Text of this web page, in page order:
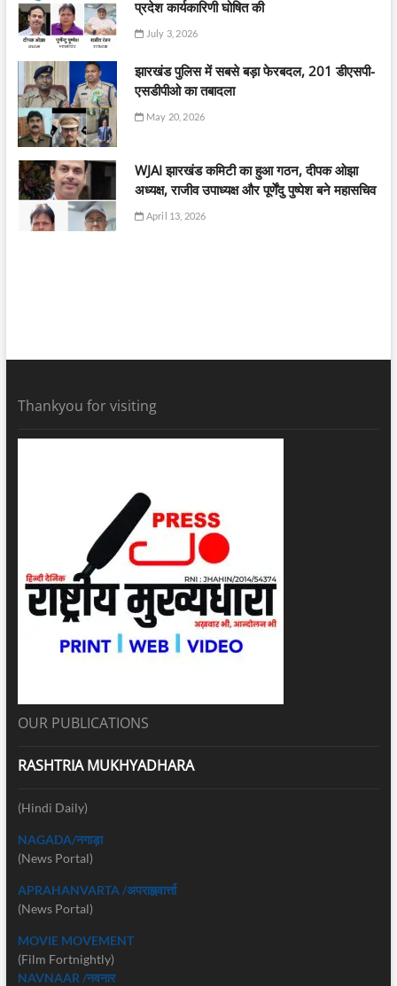
प्रदेश कार्यकारिणी घोषित की
July 3, 2026
झारखंड पुलिस में सबसे बड़ा फेरबदल, 201 डीएसपी-
एसडीपीओ का तबादला
May 20, 2026
WJAI झारखंड कमिटी का हुआ गठन, दीपक ओझा
अध्यक्ष, राजीव उपाध्यक्ष और पूर्णेंदु पुष्पेश बने महासचिव
April 13, 2026
Thankyou for visiting
OUR PUBLICATIONS
RASHTRIA MUKHYADHARA
(Hindi Daily)
NAGADA/नगाड़ा
(News Portal)
APRAHANVARTA /अपराह्नवार्त्ता
(News Portal)
MOVIE MOVEMENT
(Film Fortnightly)
NAVNAAR /नवनार